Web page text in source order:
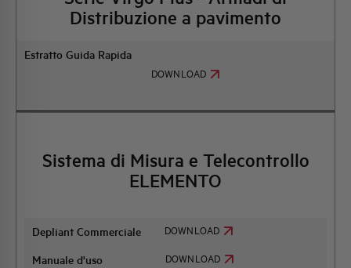
Distribuzione a pavimento
Estratto Guida Rapida
DOWNLOAD
Sistema di Misura e Telecontrollo
ELEMENTO
Depliant Commerciale DOWNLOAD
Manuale d'uso DOWNLOAD